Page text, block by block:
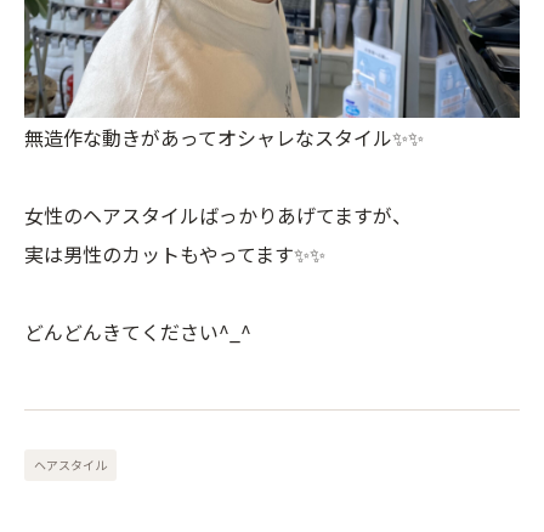
無造作な動きがあってオシャレなスタイル✨✨
女性のヘアスタイルばっかりあげてますが、
実は男性のカットもやってます✨✨
どんどんきてください^_^
ヘアスタイル